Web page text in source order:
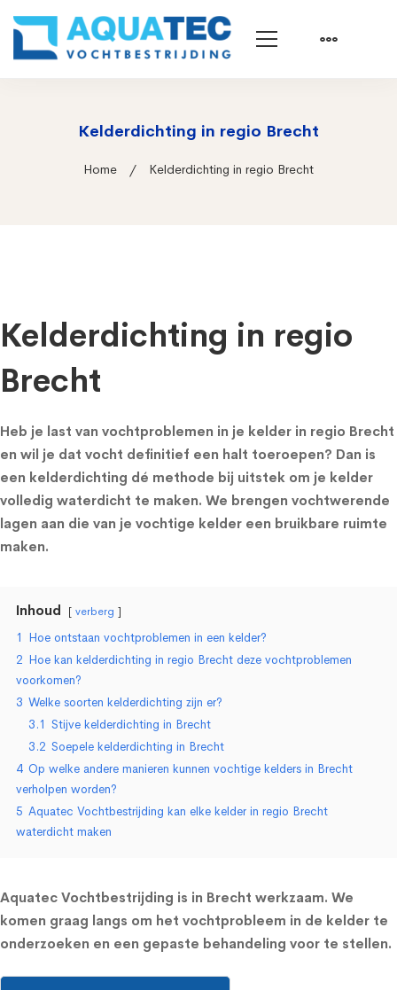
Kelderdichting in regio Brecht
Home Kelderdichting in regio Brecht
Kelderdichting in regio
Brecht
Heb je last van vochtproblemen in je kelder in regio Brecht
en wil je dat vocht definitief een halt toeroepen? Dan is
een kelderdichting dé methode bij uitstek om je kelder
volledig waterdicht te maken. We brengen vochtwerende
lagen aan die van je vochtige kelder een bruikbare ruimte
maken.
Inhoud verberg
1 Hoe ontstaan vochtproblemen in een kelder?
2 Hoe kan kelderdichting in regio Brecht deze vochtproblemen
voorkomen?
3 Welke soorten kelderdichting zijn er?
3.1 Stijve kelderdichting in Brecht
3.2 Soepele kelderdichting in Brecht
4 Op welke andere manieren kunnen vochtige kelders in Brecht
verholpen worden?
5 Aquatec Vochtbestrijding kan elke kelder in regio Brecht
waterdicht maken
Aquatec Vochtbestrijding is in Brecht werkzaam. We
komen graag langs om het vochtprobleem in de kelder te
onderzoeken en een gepaste behandeling voor te stellen.